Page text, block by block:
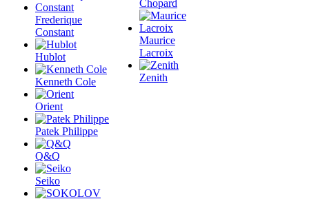
Frederique
Constant
Hublot
Kenneth Cole
Orient
Patek Philippe
Q&Q
Seiko
Chopard
Maurice
Lacroix
Zenith